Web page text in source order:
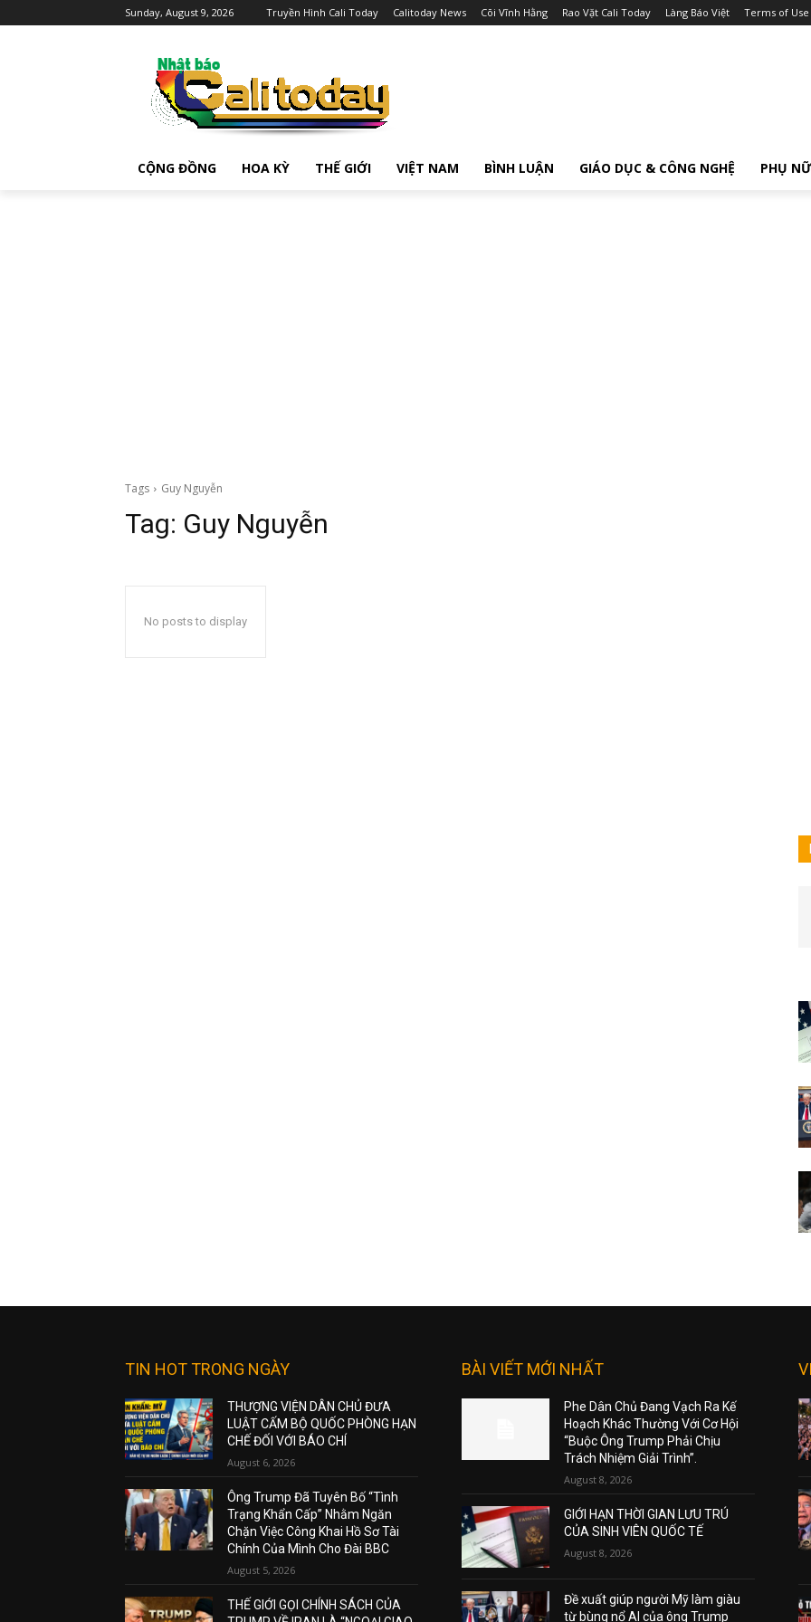
Sunday, August 9, 2026 Truyền Hình Cali Today Calitoday News Cõi Vĩnh Hằng Rao Vặt Cali Today Làng Báo Việt Terms of Use
CỘNG ĐỒNG HOA KỲ THẾ GIỚI VIỆT NAM BÌNH LUẬN GIÁO DỤC & CÔNG NGHỆ PHỤ NỮ
Tags Guy Nguyễn
Tag: Guy Nguyễn
No posts to display
TIN HOT TRONG NGÀY
THƯỢNG VIỆN DÂN CHỦ ĐƯA
LUẬT CẤM BỘ QUỐC PHÒNG HẠN
CHẾ ĐỐI VỚI BÁO CHÍ
August 6, 2026
Ông Trump Đã Tuyên Bố “Tình
Trạng Khẩn Cấp” Nhằm Ngăn
Chặn Việc Công Khai Hồ Sơ Tài
Chính Của Mình Cho Đài BBC
August 5, 2026
THẾ GIỚI GỌI CHÍNH SÁCH CỦA
BÀI VIẾT MỚI NHẤT
Phe Dân Chủ Đang Vạch Ra Kế
Hoạch Khác Thường Với Cơ Hội
“Buộc Ông Trump Phải Chịu
Trách Nhiệm Giải Trình”.
August 8, 2026
GIỚI HẠN THỜI GIAN LƯU TRÚ
CỦA SINH VIÊN QUỐC TẾ
August 8, 2026
Đề xuất giúp người Mỹ làm giàu
từ bùng nổ AI của ông Trump